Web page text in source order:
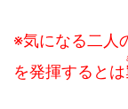
※気になる二人
を発揮するとは